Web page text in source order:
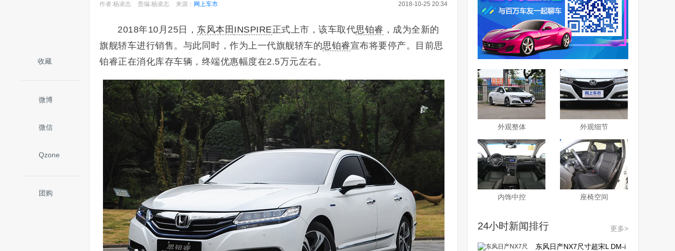
收藏
微博
微信
Qzone
团购
作者:杨凌志 责编:杨凌志 来源： 网上车市 2018-10-25 20:34
2018年10月25日， 东风本田 INSPIRE正式上市，该车取代思铂睿 ，成为全新的
旗舰轿车进行销售。与此同时，作为上一代旗舰轿车的思铂睿宣布将要停产。目前思
铂睿正在消化库存车辆，终端优惠幅度在2.5万元左右。
外观整体 外观细节
内饰中控 座椅空间
24小时新闻排行 更多>
东风日产NX7尺寸超宋L DM-i